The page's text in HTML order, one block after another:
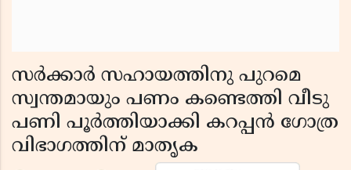
സര്‍ക്കാര്‍ സഹായത്തിനു പുറമെ
സ്വന്തമായും പണം കണ്ടെത്തി വീടു
പണി പൂര്‍ത്തിയാക്കി കറപ്പന്‍ ഗോത്ര
വിഭാഗത്തിന് മാതൃക